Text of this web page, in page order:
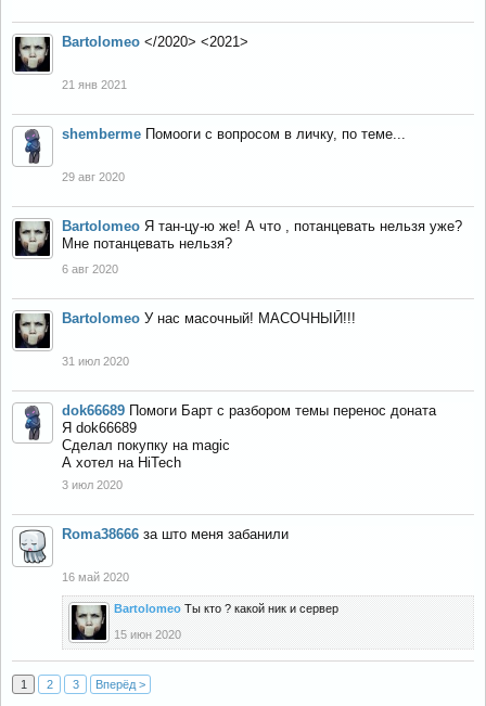
Bartolomeo </2020> <2021>
21 янв 2021
shemberme Помооги с вопросом в личку, по теме...
29 авг 2020
Bartolomeo Я тан-цу-ю же! А что , потанцевать нельзя уже?
Мне потанцевать нельзя?
6 авг 2020
Bartolomeo У нас масочный! МАСОЧНЫЙ!!!
31 июл 2020
dok66689 Помоги Барт с разбором темы перенос доната
Я dok66689
Сделал покупку на magic
А хотел на HiTech
3 июл 2020
Roma38666 за што меня забанили
16 май 2020
Bartolomeo Ты кто ? какой ник и сервер
15 июн 2020
1 2 3 Вперёд >